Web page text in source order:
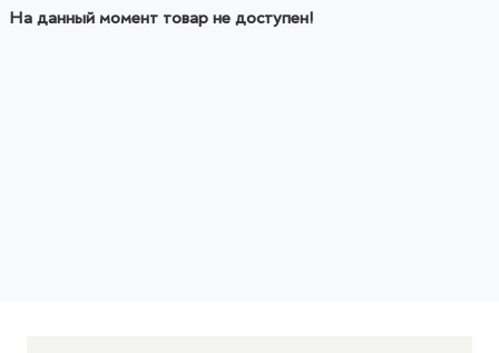
На данный момент товар не доступен!